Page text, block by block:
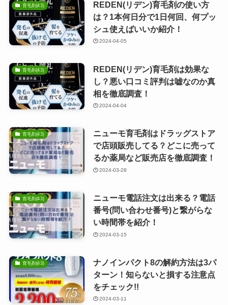
育毛剤(43)
REDEN(リデン)育毛剤の使い方
は？1本何日分で1日何回、何プッ
シュ使えばいいか紹介！
2024-04-05
育毛剤(43)
REDEN(リデン)育毛剤は効果な
し？悪い口コミ評判は嘘なのか真
相を徹底調査！
2024-04-04
育毛剤(43)
ニューモ育毛剤はドラッグストア
で店頭販売してる？どこに売って
るか薬局など販売店を徹底調査！
2024-03-28
育毛剤(43)
ニューモ電話注文は出来る？電話
番号(問い合わせ番号)と繋がらな
い時間帯を紹介！
2024-03-15
育毛剤(43)
ナノインパクト8の解約方法は3パ
ターン！知らないと損する注意点
をチェック!!
2024-03-11